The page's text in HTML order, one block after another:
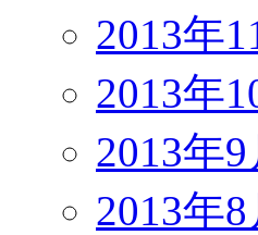
2013年
2013年
2013年
2013年